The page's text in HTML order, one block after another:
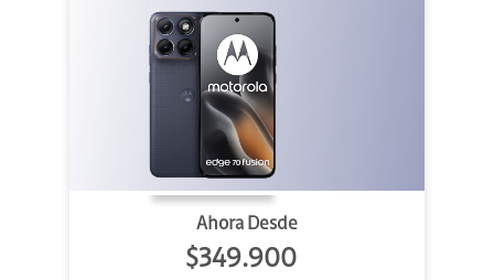
Ahora Desde
$349.900